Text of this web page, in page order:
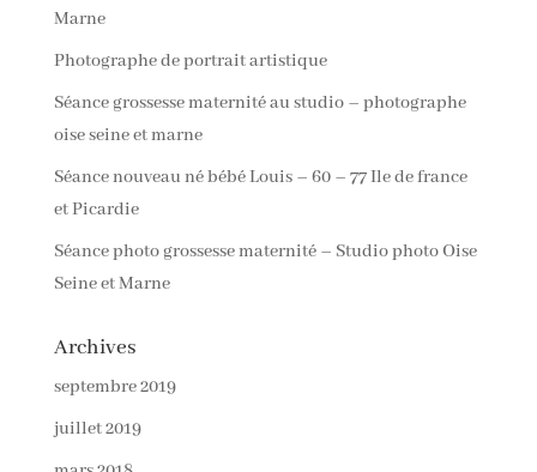
Marne
Photographe de portrait artistique
Séance grossesse maternité au studio – photographe
oise seine et marne
Séance nouveau né bébé Louis – 60 – 77 Ile de france
et Picardie
Séance photo grossesse maternité – Studio photo Oise
Seine et Marne
Archives
septembre 2019
juillet 2019